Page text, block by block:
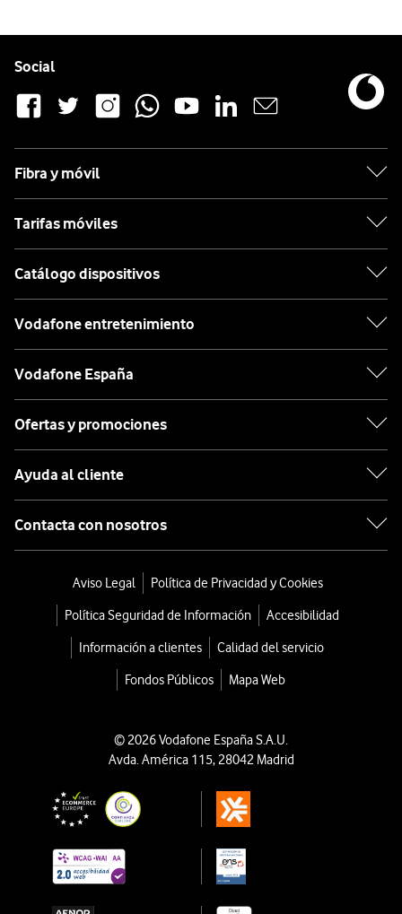
Social
Fibra y móvil
Tarifas móviles
Catálogo dispositivos
Vodafone entretenimiento
Vodafone España
Ofertas y promociones
Ayuda al cliente
Contacta con nosotros
Aviso Legal
Política de Privacidad y Cookies
Política Seguridad de Información
Accesibilidad
Información a clientes
Calidad del servicio
Fondos Públicos
Mapa Web
© 2026 Vodafone España S.A.U.
Avda. América 115, 28042 Madrid